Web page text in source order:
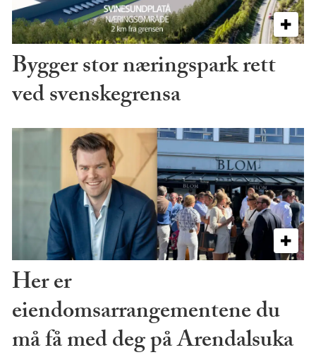
Bygger stor næringspark rett
ved svenskegrensa
Her er
eiendomsarrangementene du
må få med deg på Arendalsuka